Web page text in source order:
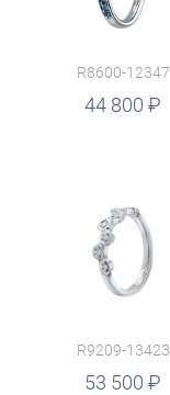
R8600-12347
44 800
R9209-13423
53 500